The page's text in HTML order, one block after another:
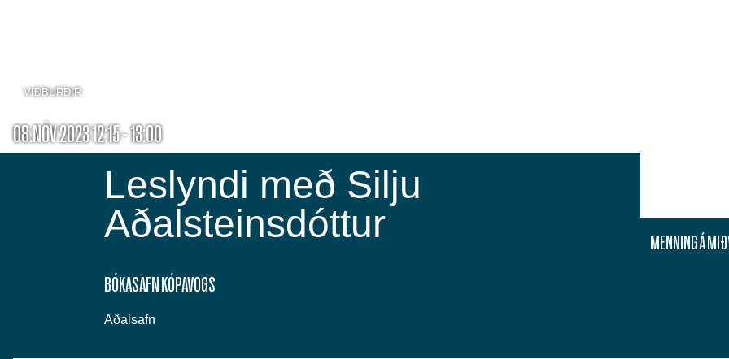
VIÐBURÐIR
08.NÓV 2023 12:15 - 13:00
Leslyndi með Silju
Aðalsteinsdóttur
MENNING Á
BÓKASAFN KÓPAVOGS
Aðalsafn